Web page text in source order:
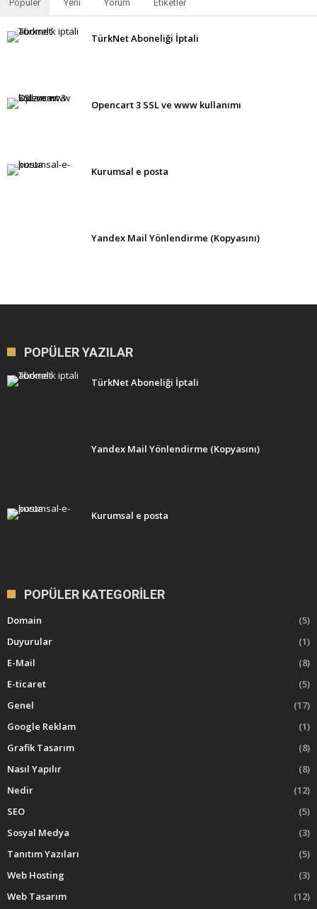
Popüler Yeni Yorum Etiketler
TürkNet Aboneliği İptali
Opencart 3 SSL ve www kullanımı
Kurumsal e posta
Yandex Mail Yönlendirme (Kopyasını)
POPÜLER YAZILAR
TürkNet Aboneliği İptali
Yandex Mail Yönlendirme (Kopyasını)
Kurumsal e posta
POPÜLER KATEGORILER
Domain
(5)
Duyurular
(1)
E-Mail
(8)
E-ticaret
(5)
Genel
(17)
Google Reklam
(1)
Grafik Tasarım
(8)
Nasıl Yapılır
(8)
Nedir
(12)
SEO
(5)
Sosyal Medya
(3)
Tanıtım Yazıları
(5)
Web Hosting
(3)
Web Tasarım
(12)